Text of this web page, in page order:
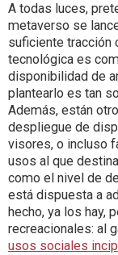
A todas luces,
metaverso se
suficiente tracción
tecnológica es
disponibilidad de
plantearlo es tan
Además, están
despliegue de
visores, o incluso
usos al que
como el nivel de
está dispuesta a
hecho, ya los hay,
recreacionales: al
usos sociales